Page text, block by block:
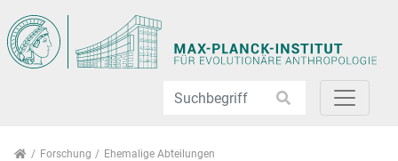
Forschung
Forschung
Ehemalige Abteilungen